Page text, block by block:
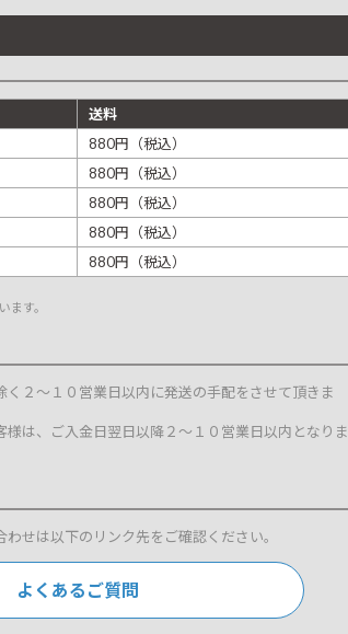
送料
880円（税込）
880円（税込）
880円（税込）
880円（税込）
880円（税込）
ます。
く２～１０営業日以内に発送の手配をさせて頂きま
様は、ご入金日翌日以降２～１０営業日以内となりま
せは以下のリンク先をご確認ください。
よくあるご質問